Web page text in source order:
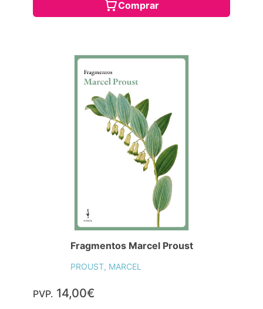
Comprar
Fragmentos Marcel Proust
PROUST, MARCEL
PVP. 14,00€